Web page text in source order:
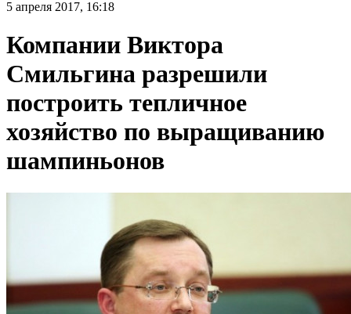
5 апреля 2017, 16:18
Компании Виктора
Смильгина разрешили
построить тепличное
хозяйство по выращиванию
шампиньонов